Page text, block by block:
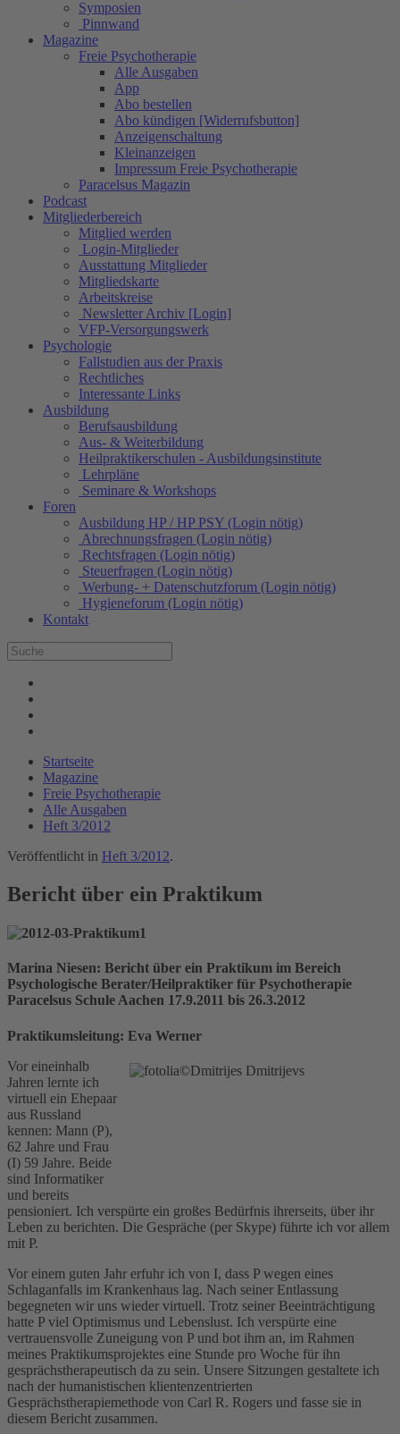
Symposien
Pinnwand
Magazine
Freie Psychotherapie
Alle Ausgaben
App
Abo bestellen
Abo kündigen [Widerrufsbutton]
Anzeigenschaltung
Kleinanzeigen
Impressum Freie Psychotherapie
Paracelsus Magazin
Podcast
Mitgliederbereich
Mitglied werden
Login-Mitglieder
Ausstattung Mitglieder
Mitgliedskarte
Arbeitskreise
Newsletter Archiv [Login]
VFP-Versorgungswerk
Psychologie
Fallstudien aus der Praxis
Rechtliches
Interessante Links
Ausbildung
Berufsausbildung
Aus- & Weiterbildung
Heilpraktikerschulen - Ausbildungsinstitute
Lehrpläne
Seminare & Workshops
Foren
Ausbildung HP / HP PSY (Login nötig)
Abrechnungsfragen (Login nötig)
Rechtsfragen (Login nötig)
Steuerfragen (Login nötig)
Werbung- + Datenschutzforum (Login nötig)
Hygieneforum (Login nötig)
Kontakt
Startseite
Magazine
Freie Psychotherapie
Alle Ausgaben
Heft 3/2012
Veröffentlicht in Heft 3/2012.
Bericht über ein Praktikum
Marina Niesen: Bericht über ein Praktikum im Bereich
Psychologische Berater/Heilpraktiker für Psychotherapie
Paracelsus Schule Aachen 17.9.2011 bis 26.3.2012
Praktikumsleitung: Eva Werner
Vor eineinhalb
Jahren lernte ich
virtuell ein Ehepaar
aus Russland
kennen: Mann (P),
62 Jahre und Frau
(I) 59 Jahre. Beide
sind Informatiker
und bereits
pensioniert. Ich verspürte ein großes Bedürfnis ihrerseits, über ihr
Leben zu berichten. Die Gespräche (per Skype) führte ich vor allem
mit P.
Vor einem guten Jahr erfuhr ich von I, dass P wegen eines
Schlaganfalls im Krankenhaus lag. Nach seiner Entlassung
begegneten wir uns wieder virtuell. Trotz seiner Beeinträchtigung
hatte P viel Optimismus und Lebenslust. Ich verspürte eine
vertrauensvolle Zuneigung von P und bot ihm an, im Rahmen
meines Praktikumsprojektes eine Stunde pro Woche für ihn
gesprächstherapeutisch da zu sein. Unsere Sitzungen gestaltete ich
nach der humanistischen klientenzentrierten
Gesprächstherapiemethode von Carl R. Rogers und fasse sie in
diesem Bericht zusammen.